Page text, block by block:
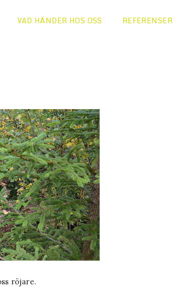
VAD HÄNDER HOS OSS REFERENSER
röjare.